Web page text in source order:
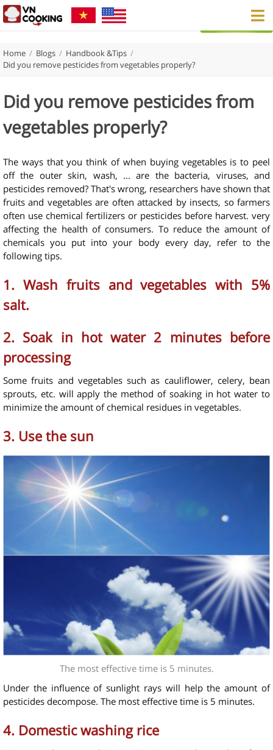
Home / Blogs / Handbook &Tips /
Did you remove pesticides from vegetables properly?
Did you remove pesticides from
vegetables properly?
The ways that you think of when buying vegetables is to peel
off the outer skin, wash, ... are the bacteria, viruses, and
pesticides removed? That's wrong, researchers have shown that
fruits and vegetables are often attacked by insects, so farmers
often use chemical fertilizers or pesticides before harvest. very
affecting the health of consumers. To reduce the amount of
chemicals you put into your body every day, refer to the
following tips.
1. Wash fruits and vegetables with 5%
salt.
2. Soak in hot water 2 minutes before
processing
Some fruits and vegetables such as cauliflower, celery, bean
sprouts, etc. will apply the method of soaking in hot water to
minimize the amount of chemical residues in vegetables.
3. Use the sun
The most effective time is 5 minutes.
Under the influence of sunlight rays will help the amount of
pesticides decompose. The most effective time is 5 minutes.
4. Domestic washing rice